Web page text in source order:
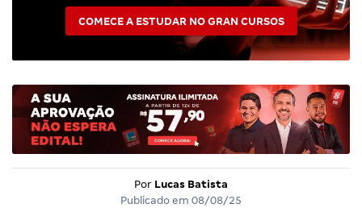
COMECE A ESTUDAR NO GRAN CURSOS
Por Lucas Batista
Publicado em 08/08/25